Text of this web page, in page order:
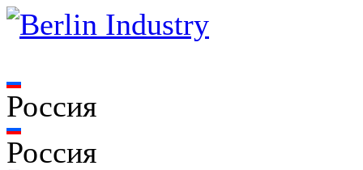
Россия
Россия